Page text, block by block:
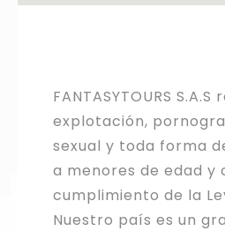
FANTASYTOURS
explotación,
sexual y toda forma
a menores de edad y
cumplimiento de la
Nuestro país es un